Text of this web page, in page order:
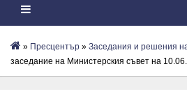
» Пресцентър » Заседания и решения
заседание на Министерския съвет на